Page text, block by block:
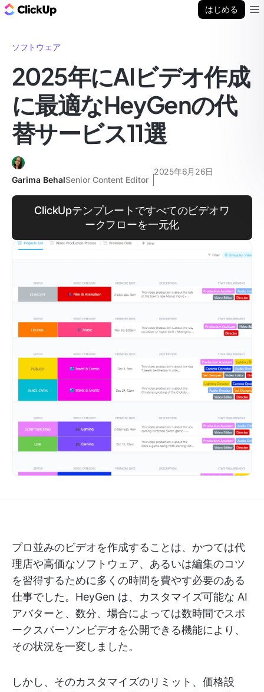
はじめる
ソフトウェア
2025年にAIビデオ作成
に最適なHeyGenの代
替サービス11選
Garima BehalSenior Content Editor
2025年6月26日
ClickUpテンプレートですべてのビデオワ
ークフローを一元化
プロ並みのビデオを作成することは、かつては代
理店や高価なソフトウェア、あるいは編集のコツ
を習得するために多くの時間を費やす必要のある
仕事でした。HeyGen は、カスタマイズ可能な AI
アバターと、数分、場合によっては数時間でスポ
ークスパーソンビデオを公開できる機能により、
その状況を一変しました。
しかし、そのカスタマイズのリミット、価格設